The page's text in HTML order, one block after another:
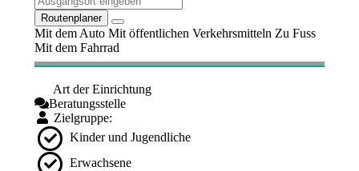
Routenplaner
Mit dem Auto Mit öffentlichen Verkehrsmitteln Zu Fuss
Mit dem Fahrrad
Art der Einrichtung
Beratungsstelle
Zielgruppe:
Kinder und Jugendliche
Erwachsene